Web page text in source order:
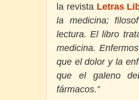
la revista Letras
la medicina;
lectura. El libro
medicina.
que el dolor y la
que el galeno
fármacos.”